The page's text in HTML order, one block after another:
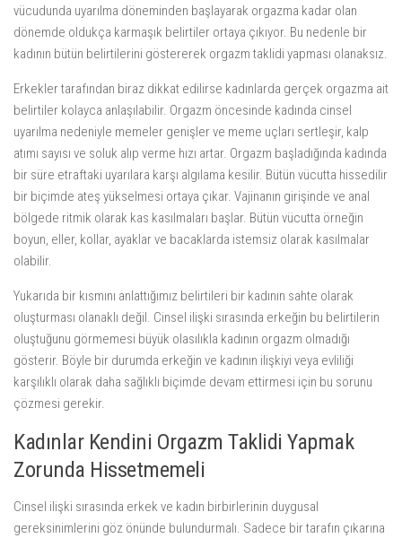
vücudunda uyarılma döneminden başlayarak orgazma kadar olan
dönemde oldukça karmaşık belirtiler ortaya çıkıyor. Bu nedenle bir
kadının bütün belirtilerini göstererek orgazm taklidi yapması olanaksız.
Erkekler tarafından biraz dikkat edilirse kadınlarda gerçek orgazma ait
belirtiler kolayca anlaşılabilir. Orgazm öncesinde kadında cinsel
uyarılma nedeniyle memeler genişler ve meme uçları sertleşir, kalp
atımı sayısı ve soluk alıp verme hızı artar. Orgazm başladığında kadında
bir süre etraftaki uyarılara karşı algılama kesilir. Bütün vücutta hissedilir
bir biçimde ateş yükselmesi ortaya çıkar. Vajinanın girişinde ve anal
bölgede ritmik olarak kas kasılmaları başlar. Bütün vücutta örneğin
boyun, eller, kollar, ayaklar ve bacaklarda istemsiz olarak kasılmalar
olabilir.
Yukarıda bir kısmını anlattığımız belirtileri bir kadının sahte olarak
oluşturması olanaklı değil. Cinsel ilişki sırasında erkeğin bu belirtilerin
oluştuğunu görmemesi büyük olasılıkla kadının orgazm olmadığı
gösterir. Böyle bir durumda erkeğin ve kadının ilişkiyi veya evliliği
karşılıklı olarak daha sağlıklı biçimde devam ettirmesi için bu sorunu
çözmesi gerekir.
Kadınlar Kendini Orgazm Taklidi Yapmak
Zorunda Hissetmemeli
Cinsel ilişki sırasında erkek ve kadın birbirlerinin duygusal
gereksinimlerini göz önünde bulundurmalı. Sadece bir tarafın çıkarına